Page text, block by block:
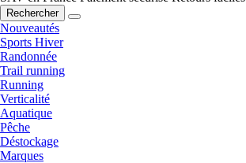
Rechercher
Nouveautés
Sports Hiver
Randonnée
Trail running
Running
Verticalité
Aquatique
Pêche
Déstockage
Marques